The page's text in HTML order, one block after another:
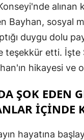
alınan
Bayhan, sosyal
duygu dolu
teşekkür etti.
hikayesi ve
ŞOK EDEN
İÇINDE
hayatına